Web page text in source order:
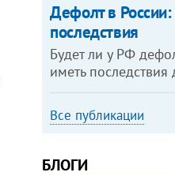
Дефолт в
последствия
Будет ли у РФ
иметь
Все публикации
БЛОГИ